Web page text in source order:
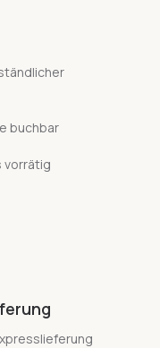
buchbar
vorrätig